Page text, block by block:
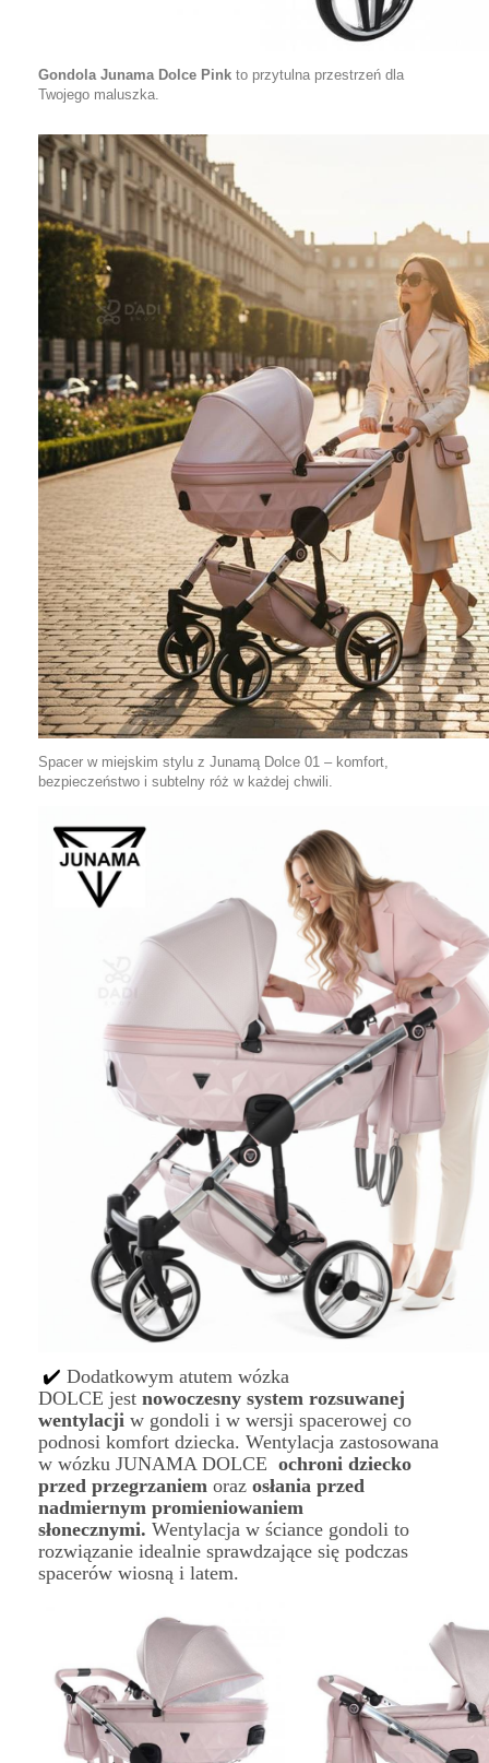
Gondola Junama Dolce Pink to przytulna przestrzeń dla
Twojego maluszka.
Spacer w miejskim stylu z Junamą Dolce 01 – komfort,
bezpieczeństwo i subtelny róż w każdej chwili.
✔️ Dodatkowym atutem wózka
DOLCE jest nowoczesny system rozsuwanej
wentylacji w gondoli i w wersji spacerowej co
podnosi komfort dziecka. Wentylacja zastosowana
w wózku JUNAMA DOLCE ochroni dziecko
przed przegrzaniem oraz osłania przed
nadmiernym promieniowaniem
słonecznymi. Wentylacja w ściance gondoli to
rozwiązanie idealnie sprawdzające się podczas
spacerów wiosną i latem.